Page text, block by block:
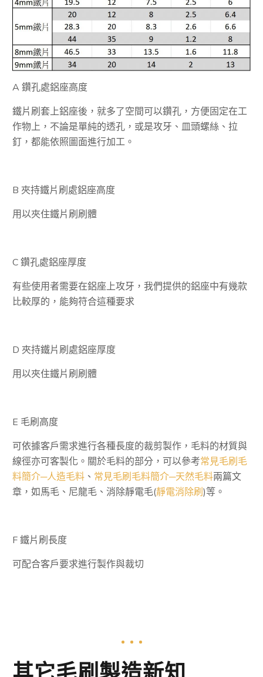
A 鑽孔處鋁座高度
鐵片刷套上鋁座後，就多了空間可以鑽孔，方便固定在工
作物上，不論是單純的透孔，或是攻牙、皿頭螺絲、拉
釘，都能依照圖面進行加工。
B 夾持鐵片刷處鋁座高度
用以夾住鐵片刷刷體
C 鑽孔處鋁座厚度
有些使用者需要在鋁座上攻牙，我們提供的鋁座中有幾款
比較厚的，能夠符合這種要求
D 夾持鐵片刷處鋁座厚度
用以夾住鐵片刷刷體
E 毛刷高度
可依據客戶需求進行各種長度的裁剪製作，毛料的材質與
線徑亦可客製化。關於毛料的部分，可以參考常見毛刷毛
料簡介─人造毛料 、 常見毛刷毛料簡介─天然毛料兩篇文
章，如馬毛、尼龍毛、消除靜電毛(靜電消除刷)等。
F 鐵片刷長度
可配合客戶要求進行製作與裁切